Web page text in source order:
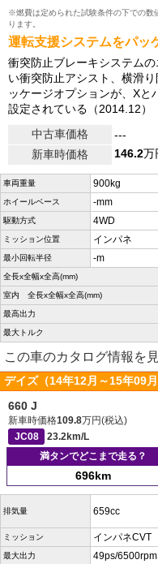
※燃費は定められた試験条件の下での数
ります。
運転支援システムをパッ
衝突防止ブレーキシステム
い衝突防止アシスト、横滑
ッケージオプションが、Xと
設定されている（2014.12）
中古車価格
---
新車時価格
146.2万
車両重量 900kg
ホイールベース -mm
駆動方式 4WD
ミッション位置 インパネ
最小回転半径 -m
全長x全幅x全高(mm)
室内 全長x全幅x全高(mm)
最高出力
最大トルク
この車のカタログ情報を
デイズ（14年12月～15年09
660 J
新車時価格109.8万円(税込)
JC08
23.2km/L
満タンでどこまで走る？
696km
排気量 659cc
ミッション インパネCVT
最大出力 49ps/6500rpm